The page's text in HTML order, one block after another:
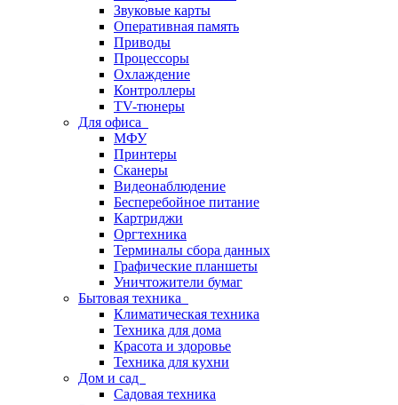
Звуковые карты
Оперативная память
Приводы
Процессоры
Охлаждение
Контроллеры
TV-тюнеры
Для офиса
МФУ
Принтеры
Сканеры
Видеонаблюдение
Бесперебойное питание
Картриджи
Оргтехника
Терминалы сбора данных
Графические планшеты
Уничтожители бумаг
Бытовая техника
Климатическая техника
Техника для дома
Красота и здоровье
Техника для кухни
Дом и сад
Садовая техника